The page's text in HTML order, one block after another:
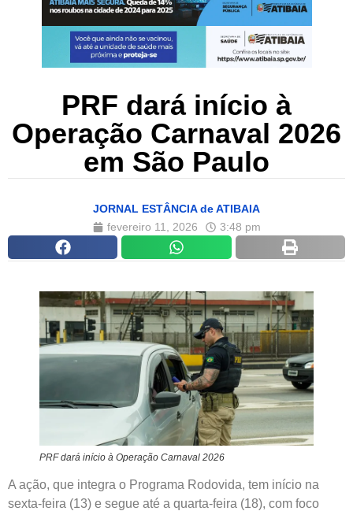
PRF dará início à
Operação Carnaval 2026
em São Paulo
JORNAL ESTÂNCIA de ATIBAIA
fevereiro 11, 2026
3:48 pm
PRF dará início à Operação Carnaval 2026
A ação, que integra o Programa Rodovida, tem início na
sexta-feira (13) e segue até a quarta-feira (18), com foco